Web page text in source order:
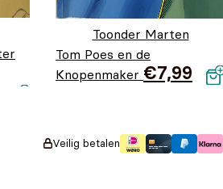
Toonder Marten
Tom Poes en de
Knopenmaker €7,99
Veilig betalen